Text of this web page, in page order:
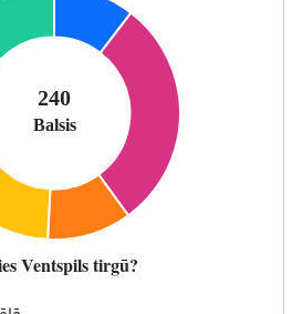
Ventspils tirgū?